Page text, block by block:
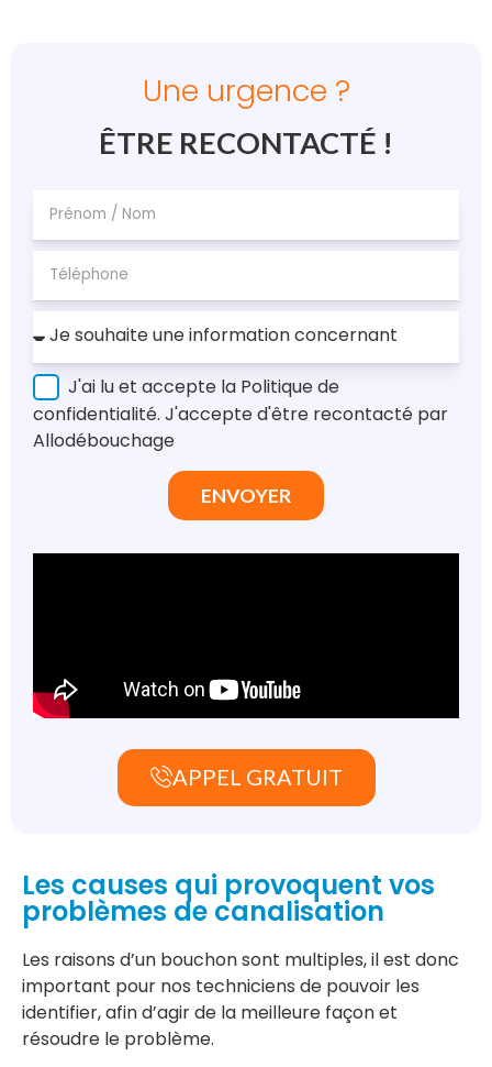
Une urgence ?
ÊTRE RECONTACTÉ !
J'ai lu et accepte la Politique de
confidentialité. J'accepte d'être recontacté par
Allodébouchage
ENVOYER
APPEL GRATUIT
Les causes qui provoquent vos
problèmes de canalisation
Les raisons d’un bouchon sont multiples, il est donc
important pour nos techniciens de pouvoir les
identifier, afin d’agir de la meilleure façon et
résoudre le problème.